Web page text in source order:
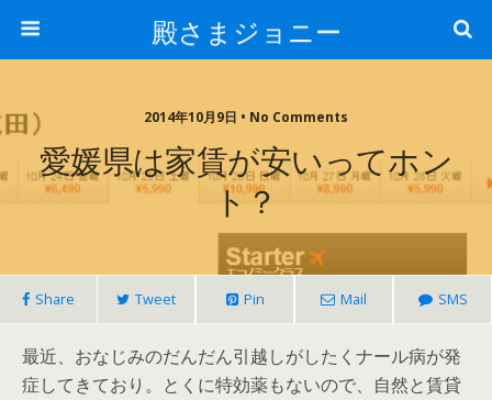
殿さまジョニー
2014年10月9日 • No Comments
愛媛県は家賃が安いってホン
ト？
Share Tweet Pin Mail SMS
最近、おなじみのだんだん引越しがしたくナール病が発
症してきており。とくに特効薬もないので、自然と賃貸